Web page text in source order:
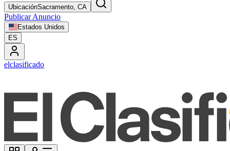
UbicaciónSacramento, CA
Publicar Anuncio
Estados Unidos
ES
elclasificado